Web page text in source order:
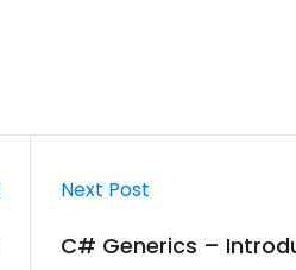
Next Post
C# Generics –